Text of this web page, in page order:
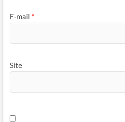
E-mail *
Site